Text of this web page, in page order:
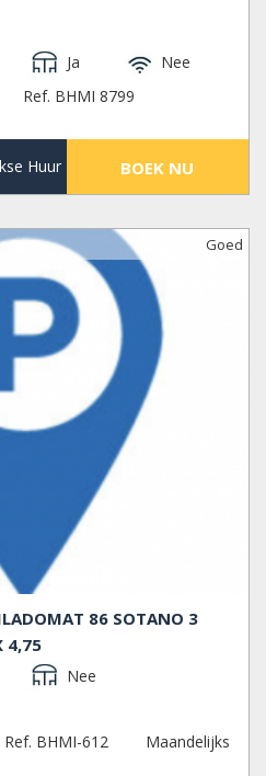
Ja
Nee
Ref. BHMI 8799
Huur BOEK NU
Goed
86 SOTANO 3
4,75
Nee
Ref. BHMI-612
Maandelijks